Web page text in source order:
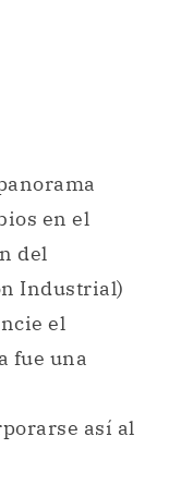
del
el
fue una
así al
muy alto
nación.
XX,